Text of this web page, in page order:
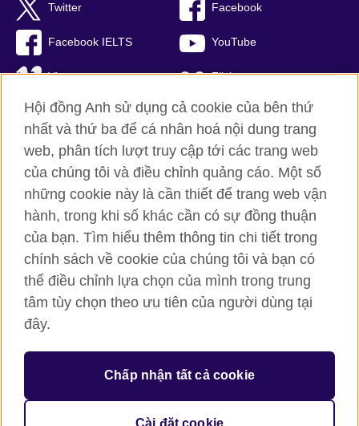
Twitter Facebook
Facebook IELTS YouTube
Vimeo Flickr
RSS TikTok
Hội đồng Anh toàn cầu
Bảo mật thông tin và quy định sử dụng
Cookie
Sơ đồ trang
© 2026 British Council
British Council (Viet Nam) LLC (
(0)24 37281920; email: bchanoi@britishcouncil.org.vn) is a
subsidiary of the British Council which is the United Kingdom’s
opportunities.
Hội đồng Anh sử dụng cả cookie của bên thứ
nhất và thứ ba để cá nhân hoá nội dung trang
web, phân tích lượt truy cập tới các trang web
của chúng tôi và điều chỉnh quảng cáo. Một số
những cookie này là cần thiết để trang web vận
hành, trong khi số khác cần có sự đồng thuận
của bạn. Tìm hiểu thêm thông tin chi tiết trong
chính sách về cookie của chúng tôi và bạn có
thể điều chỉnh lựa chọn của mình trong trung
tâm tùy chọn theo ưu tiên của người dùng tại
đây.
Chấp nhận tất cả cookie
Cài đặt cookie